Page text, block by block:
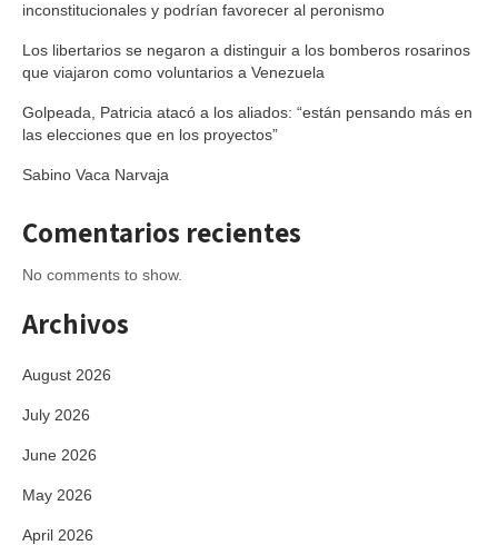
inconstitucionales y podrían favorecer al peronismo
Los libertarios se negaron a distinguir a los bomberos rosarinos
que viajaron como voluntarios a Venezuela
Golpeada, Patricia atacó a los aliados: “están pensando más en
las elecciones que en los proyectos”
Sabino Vaca Narvaja
Comentarios recientes
No comments to show.
Archivos
August 2026
July 2026
June 2026
May 2026
April 2026